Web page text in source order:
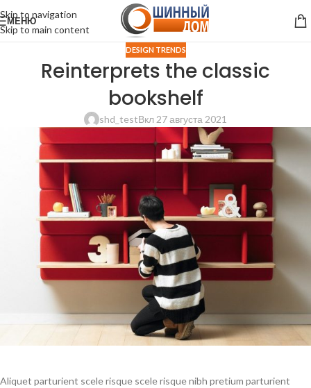
Skip to navigation
Skip to main content
МЕНЮ
DESIGN TRENDS
Reinterprets the classic
bookshelf
shd_testВкл 27 августа 2021
Aliquet parturient scele risque scele risque nibh pretium parturient